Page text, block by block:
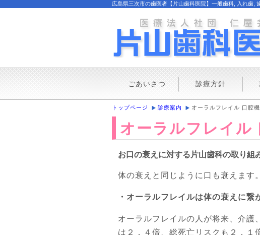
広島県三次市の歯医者【片山歯科医院】一般歯科, 入れ歯,
ごあいさつ 診療方針
トップページ 診療案内 オーラルフレイル 口腔
オーラルフレイル
お口の衰えに対する片山歯科の取り組
体の衰えと同じように口も衰えます
・オーラルフレイルは体の衰えに繋
オーラルフレイルの人が将来、介護
は２．４倍、総死亡リスクも２．１